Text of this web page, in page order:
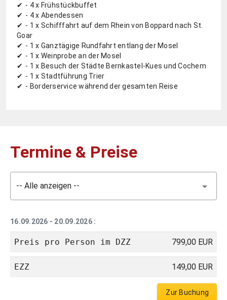
- 4 x Frühstückbuffet
- 4 x Abendessen
- 1 x Schifffahrt auf dem Rhein von Boppard nach St.
Goar
- 1 x Ganztägige Rundfahrt entlang der Mosel
- 1 x Weinprobe an der Mosel
- 1 x Besuch der Städte Bernkastel-Kues und Cochem
- 1 x Stadtführung Trier
- Borderservice während der gesamten Reise
Termine & Preise
-- Alle anzeigen --
16.09.2026 - 20.09.2026 :
Preis pro Person im DZZ 799,00 EUR
EZZ 149,00 EUR
Zur Buchung